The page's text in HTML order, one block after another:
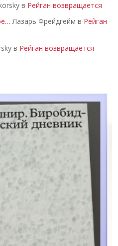
в Рейган возвращается
Лазарь Фрейдгейм в Рейган
в Рейган возвращается